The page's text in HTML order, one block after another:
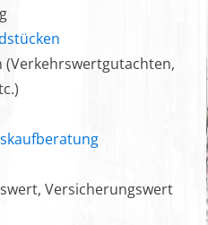
Versicherungswert